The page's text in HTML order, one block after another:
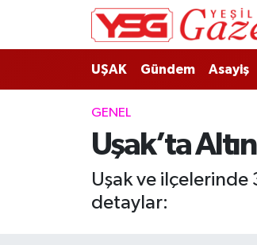
UŞAK Gündem Asayiş
GENEL
Uşak’ta
Uşak ve ilçelerinde
detaylar:
Namaz Vakitleri
Trafik Durumu